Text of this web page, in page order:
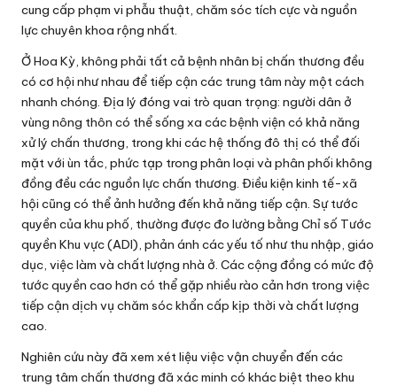
cung cấp phạm vi phẫu thuật, chăm sóc tích cực và nguồn
lực chuyên khoa rộng nhất.
Ở Hoa Kỳ, không phải tất cả bệnh nhân bị chấn thương đều
có cơ hội như nhau để tiếp cận các trung tâm này một cách
nhanh chóng. Địa lý đóng vai trò quan trọng: người dân ở
vùng nông thôn có thể sống xa các bệnh viện có khả năng
xử lý chấn thương, trong khi các hệ thống đô thị có thể đối
mặt với ùn tắc, phức tạp trong phân loại và phân phối không
đồng đều các nguồn lực chấn thương. Điều kiện kinh tế-xã
hội cũng có thể ảnh hưởng đến khả năng tiếp cận. Sự tước
quyền của khu phố, thường được đo lường bằng Chỉ số Tước
quyền Khu vực (ADI), phản ánh các yếu tố như thu nhập, giáo
dục, việc làm và chất lượng nhà ở. Các cộng đồng có mức độ
tước quyền cao hơn có thể gặp nhiều rào cản hơn trong việc
tiếp cận dịch vụ chăm sóc khẩn cấp kịp thời và chất lượng
cao.
Nghiên cứu này đã xem xét liệu việc vận chuyển đến các
trung tâm chấn thương đã xác minh có khác biệt theo khu